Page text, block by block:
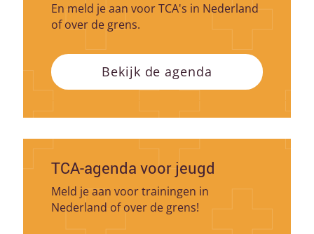
En meld je aan voor TCA's in Nederland
of over de grens.
Bekijk de agenda
TCA-agenda voor jeugd
Meld je aan voor trainingen in
Nederland of over de grens!